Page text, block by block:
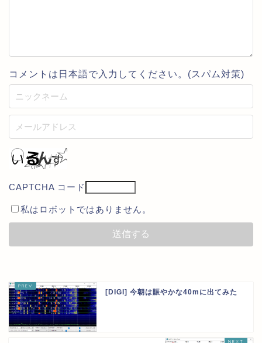
コメントは日本語で入力してください。(スパム対策)
CAPTCHA コード
私はロボットではありません。
[DIGI] 今朝は賑やかな40mに出てみた